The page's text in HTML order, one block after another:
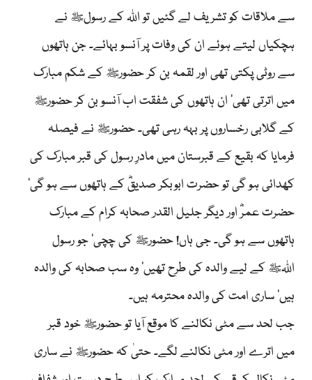
سے ملاقات کو تشریف لے گئیں تو اللہ کے رسولﷺ نے
ہچکیاں لیتے ہوئے ان کی وفات پر آنسو بہائے۔ جن ہاتھوں
سے روٹی پکتی تھی اور لقمہ بن کر حضورﷺ کے شکم مبارک
میں اترتی تھی‘ ان ہاتھوں کی شفقت اب آنسو بن کر حضورﷺ
کے گلابی رخساروں پر بہہ رہی تھی۔ حضورﷺ نے فیصلہ
فرمایا کہ بقیع کے قبرستان میں مادرِ رسول کی قبر مبارک کی
کھدائی ہو گی تو حضرت ابوبکر صدیقؓ کے ہاتھوں سے ہو گی‘
حضرت عمرؓ اور دیگر جلیل القدر صحابہ کرام کے مبارک
ہاتھوں سے ہو گی۔ جی ہاں! حضورﷺ کی چچی‘ جو رسول
اللہﷺ کے لیے والدہ کی طرح تھیں‘ وہ سب صحابہ کی والدہ
ہیں‘ ساری امت کی والدہ محترمہ ہیں۔
جب لحد سے مٹی نکالنے کا موقع آیا تو حضورﷺ خود قبر
میں اترے اور مٹی نکالنے لگے۔ حتیٰ کہ حضورﷺ نے ساری